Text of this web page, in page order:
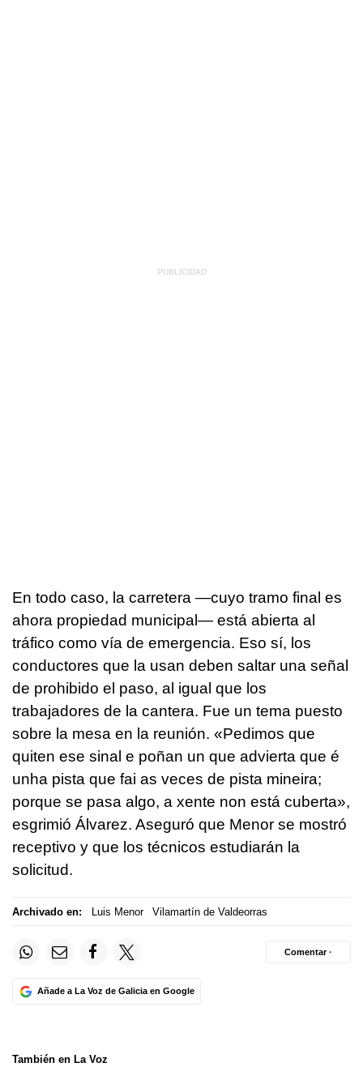
En todo caso, la carretera —cuyo tramo final es
ahora propiedad municipal— está abierta al
tráfico como vía de emergencia. Eso sí, los
conductores que la usan deben saltar una señal
de prohibido el paso, al igual que los
trabajadores de la cantera. Fue un tema puesto
sobre la mesa en la reunión. «Pedimos que
quiten ese sinal e poñan un que advierta que é
unha pista que fai as veces de pista mineira;
porque se pasa algo, a xente non está cuberta»,
esgrimió Álvarez. Aseguró que Menor se mostró
receptivo y que los técnicos estudiarán la
solicitud.
Archivado en: Luis Menor Vilamartín de Valdeorras
Añade a La Voz de Galicia en Google
Comentar ·
También en La Voz